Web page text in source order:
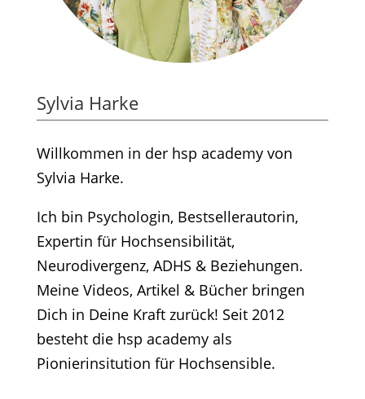
Sylvia Harke
Willkommen in der hsp academy von
Sylvia Harke.
Ich bin Psychologin, Bestsellerautorin,
Expertin für Hochsensibilität,
Neurodivergenz, ADHS & Beziehungen.
Meine Videos, Artikel & Bücher bringen
Dich in Deine Kraft zurück! Seit 2012
besteht die hsp academy als
Pionierinsitution für Hochsensible.